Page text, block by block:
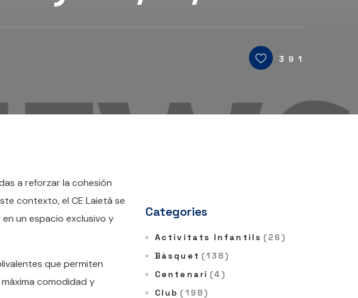
391
a reforzar la cohesión
contexto, el CE Laietà se
un espacio exclusivo y
que permiten
comodidad y
Categories
Activitats Infantils (26)
Bàsquet (138)
Centenari (4)
Club (198)